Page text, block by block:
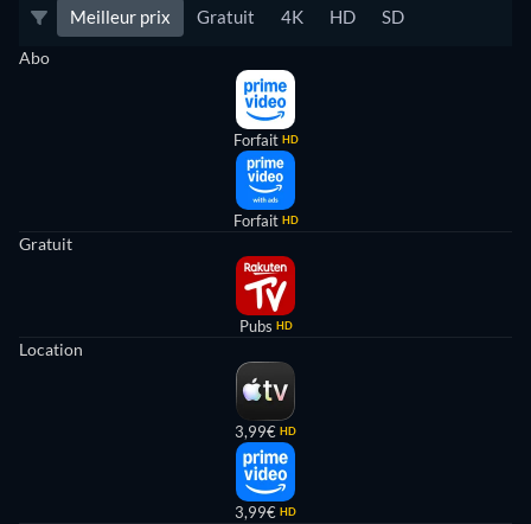
Meilleur prix Gratuit 4K HD SD
Abo
Forfait HD
Forfait HD
Gratuit
Pubs HD
Location
3,99€ HD
3,99€ HD